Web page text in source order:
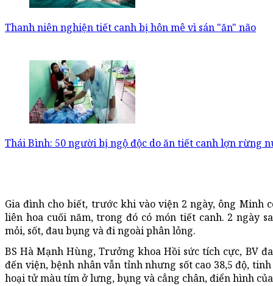
Thanh niên nghiện tiết canh bị hôn mê vì sán "ăn" não
Thái Bình: 50 người bị ngộ độc do ăn tiết canh lợn rừng
Gia đình cho biết, trước khi vào viện 2 ngày, ông Minh
liên hoa cuối năm, trong đó có món tiết canh. 2 ngày
mỏi, sốt, đau bụng và đi ngoài phân lỏng.
BS Hà Mạnh Hùng, Trưởng khoa Hồi sức tích cực, BV
đến viện, bệnh nhân vẫn tỉnh nhưng sốt cao 38,5 độ,
hoại tử màu tím ở lưng, bụng và cẳng chân, điển hình